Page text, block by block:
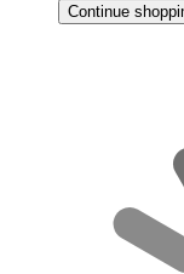
Continue